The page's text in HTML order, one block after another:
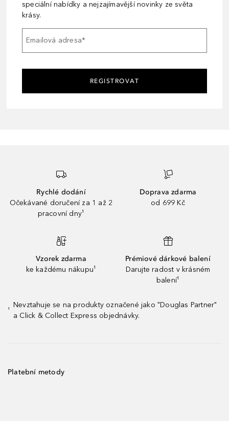
speciální nabídky a nejzajímavější novinky ze světa
krásy.
Emailová adresa*
REGISTROVAT
Rychlé dodání
Očekávané doručení za 1 až 2
pracovní dny¹
Doprava zdarma
od 699 Kč
Vzorek zdarma
ke každému nákupu¹
Prémiové dárkové balení
Darujte radost v krásném
balení¹
¹
Nevztahuje se na produkty označené jako "Douglas Partner"
a Click & Collect Express objednávky.
Platební metody